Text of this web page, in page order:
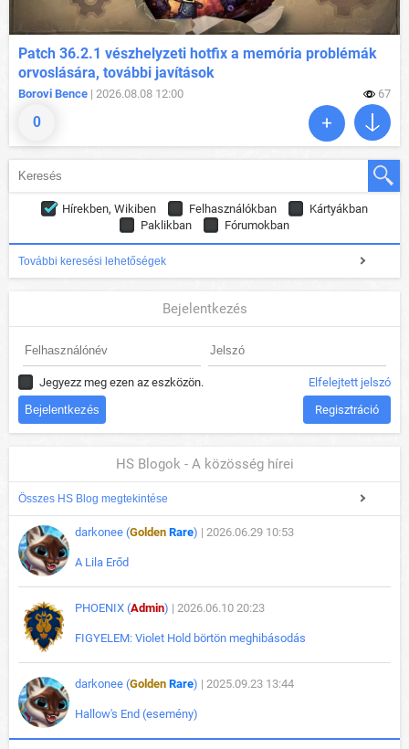
0
Patch 36.2.1 vészhelyzeti hotfix a memória problémák
orvoslására, további javítások
Borovi Bence | 2026.08.08 12:00 67
Hírekben, Wikiben Felhasználókban
Kártyákban
Paklikban
Fórumokban
További keresési lehetőségek
Bejelentkezés
Jegyezz meg ezen az eszközön. Elfelejtett jelszó
Regisztráció
HS Blogok - A közösség hírei
Összes HS Blog megtekintése
darkonee (Golden Rare) | 2026.06.29 10:53
A Lila Erőd
PHOENIX (Admin) | 2026.06.10 20:23
FIGYELEM: Violet Hold börtön meghibásodás
darkonee (Golden Rare) | 2025.09.23 13:44
Hallow's End (esemény)